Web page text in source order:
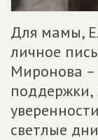
Для мамы,
личное
Миронова
светлые